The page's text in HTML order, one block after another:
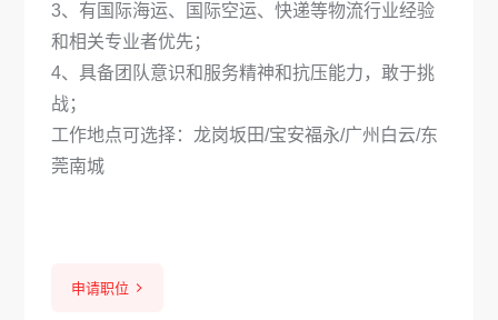
3、有国际海运、国际空运、快递等物流行业经验
和相关专业者优先；
4、具备团队意识和服务精神和抗压能力，敢于挑
战；
工作地点可选择：龙岗坂田/宝安福永/广州白云/东
莞南城
申请职位